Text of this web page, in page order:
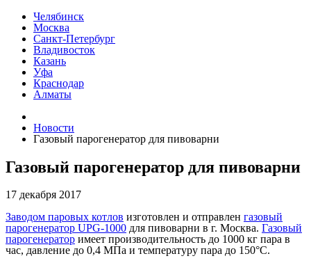
Челябинск
Москва
Санкт-Петербург
Владивосток
Казань
Уфа
Краснодар
Алматы
Новости
Газовый парогенератор для пивоварни
Газовый парогенератор для пивоварни
17 декабря 2017
Заводом паровых котлов изготовлен и отправлен газовый
парогенератор UPG-1000 для пивоварни в г. Москва. Газовый
парогенератор имеет производительность до 1000 кг пара в
час, давление до 0,4 МПа и температуру пара до 150°С.